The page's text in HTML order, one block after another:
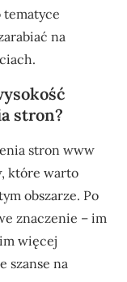
tematyce
na
stron?
stron www
które warto
obszarze. Po
znaczenie – im
więcej
szanse na